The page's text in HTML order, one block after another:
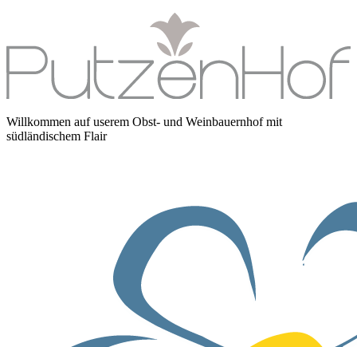
Willkommen auf userem Obst- und Weinbauernhof mit
südländischem Flair